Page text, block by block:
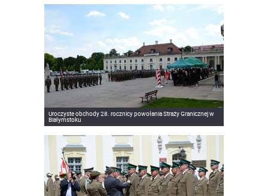
Uroczyste obchody 28. rocznicy powołania Straży Granicznej w
Białymstoku